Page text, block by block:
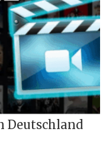
Deutschland